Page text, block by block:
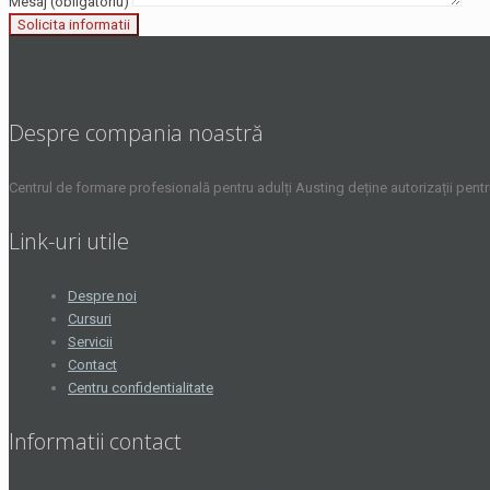
Despre compania noastră
Centrul de formare profesională pentru adulți Austing deține autorizații
Link-uri utile
Despre noi
Cursuri
Servicii
Contact
Centru confidentialitate
Informatii contact